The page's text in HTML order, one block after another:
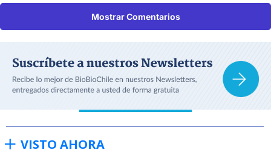
Mostrar Comentarios
VISTO AHORA